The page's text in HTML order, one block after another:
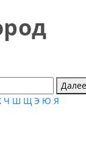
Далее
Ч Ш Щ Э Ю Я